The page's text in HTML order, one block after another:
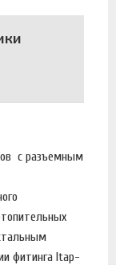
с разъемным
фитинга Itap-